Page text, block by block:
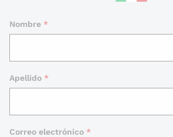
Nombre *
Apellido *
Correo electrónico *